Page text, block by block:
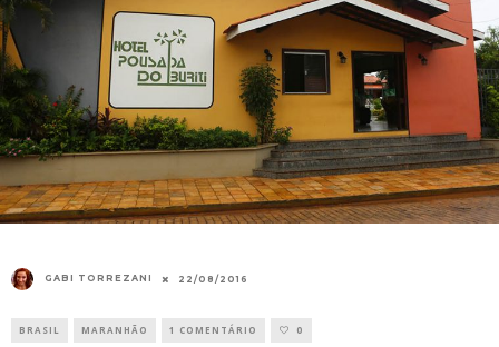
GABI TORREZANI 22/08/2016
BRASIL MARANHÃO 1 COMENTÁRIO 0